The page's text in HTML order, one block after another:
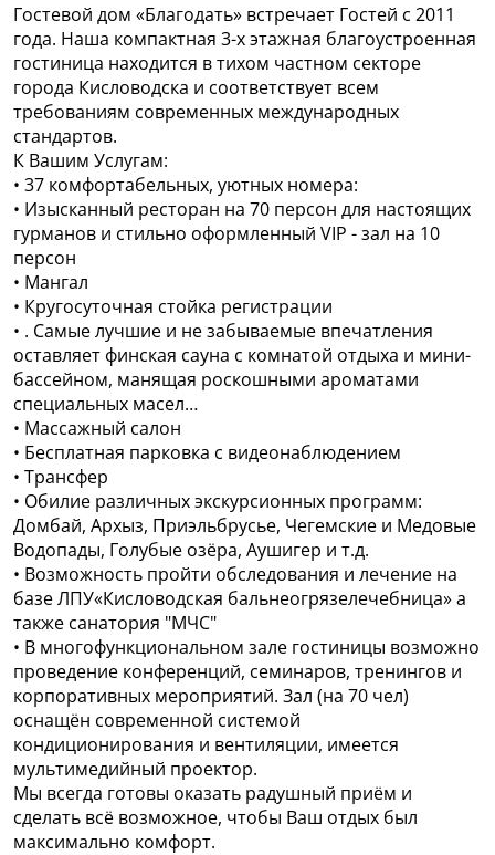
Гостевой дом «Благодать» встречает Гостей с 2011
года. Наша компактная 3-х этажная благоустроенная
гостиница находится в тихом частном секторе
города Кисловодска и соответствует всем
требованиям современных международных
стандартов.
К Вашим Услугам:
• 37 комфортабельных, уютных номера:
• Изысканный ресторан на 70 персон для настоящих
гурманов и стильно оформленный VIP - зал на 10
персон
• Мангал
• Кругосуточная стойка регистрации
• . Самые лучшие и не забываемые впечатления
оставляет финская сауна с комнатой отдыха и мини-
бассейном, манящая роскошными ароматами
специальных масел…
• Массажный салон
• Бесплатная парковка с видеонаблюдением
• Трансфер
• Обилие различных экскурсионных программ:
Домбай, Архыз, Приэльбрусье, Чегемские и Медовые
Водопады, Голубые озёра, Аушигер и т.д.
• Возможность пройти обследования и лечение на
базе ЛПУ«Кисловодская бальнеогрязелечебница» а
также санатория "МЧС"
• В многофункциональном зале гостиницы возможно
проведение конференций, семинаров, тренингов и
корпоративных мероприятий. Зал (на 70 чел)
оснащён современной системой
кондиционирования и вентиляции, имеется
мультимедийный проектор.
Мы всегда готовы оказать радушный приём и
сделать всё возможное, чтобы Ваш отдых был
максимально комфорт.